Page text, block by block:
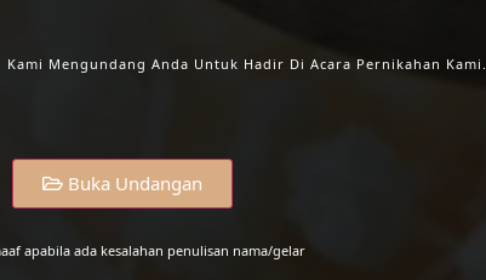
Mengundang Anda Untuk Hadir Di Acara Pernikahan Kami.
Buka Undangan
apabila ada kesalahan penulisan nama/gelar